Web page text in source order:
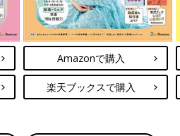
Amazonで購入
楽天ブックスで購入